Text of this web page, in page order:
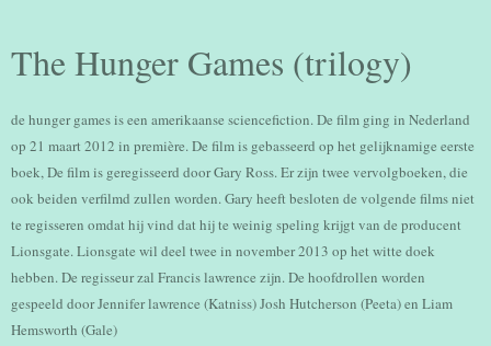
The Hunger Games (trilogy)
de hunger games is een amerikaanse sciencefiction. De film ging in Nederland
op 21 maart 2012 in première. De film is gebasseerd op het gelijknamige eerste
boek, De film is geregisseerd door Gary Ross. Er zijn twee vervolgboeken, die
ook beiden verfilmd zullen worden. Gary heeft besloten de volgende films niet
te regisseren omdat hij vind dat hij te weinig speling krijgt van de producent
Lionsgate. Lionsgate wil deel twee in november 2013 op het witte doek
hebben. De regisseur zal Francis lawrence zijn. De hoofdrollen worden
gespeeld door Jennifer lawrence (Katniss) Josh Hutcherson (Peeta) en Liam
Hemsworth (Gale)